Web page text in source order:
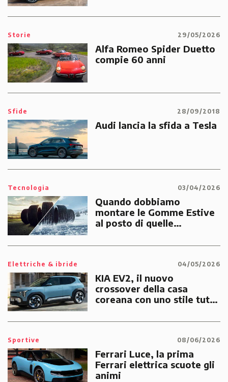
Storie 29/05/2026
Alfa Romeo Spider Duetto
compie 60 anni
Sfide 28/09/2018
Audi lancia la sfida a Tesla
Tecnologia 03/04/2026
Quando dobbiamo
montare le Gomme Estive
al posto di quelle
Elettriche & ibride 04/05/2026
KIA EV2, il nuovo
crossover della casa
coreana con uno stile tutto
Sportive 08/06/2026
Ferrari Luce, la prima
Ferrari elettrica scuote gli
animi